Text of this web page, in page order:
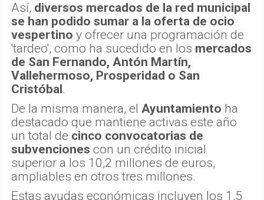
Así, diversos mercados de la red municipal
se han podido sumar a la oferta de ocio
vespertino y ofrecer una programación de
'tardeo', como ha sucedido en los mercados
de San Fernando, Antón Martín,
Vallehermoso, Prosperidad o San
Cristóbal.
De la misma manera, el Ayuntamiento ha
destacado que mantiene activas este año
un total de cinco convocatorias de
subvenciones con un crédito inicial
superior a los 10,2 millones de euros,
ampliables en otros tres millones.
Estas ayudas económicas incluyen los 1,5